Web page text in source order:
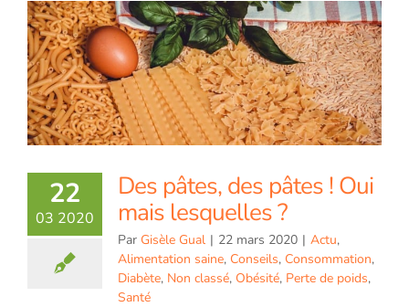
22
03 2020
Des pâtes, des pâtes ! Oui
mais lesquelles ?
Par Gisèle Gual | 22 mars 2020 | Actu,
Alimentation saine, Conseils, Consommation,
Diabète, Non classé, Obésité, Perte de poids,
Santé